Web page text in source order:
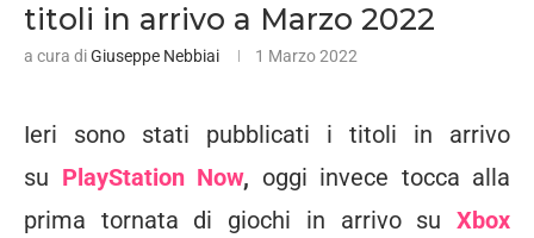
titoli in arrivo a Marzo 2022
a cura diGiuseppe Nebbiai 1 Marzo 2022
Ieri sono stati pubblicati i titoli in arrivo
su PlayStation Now, oggi invece tocca alla
prima tornata di giochi in arrivo su Xbox